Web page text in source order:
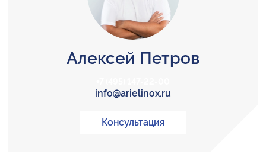
Алексей Петров
info@arielinox.ru
Консультация